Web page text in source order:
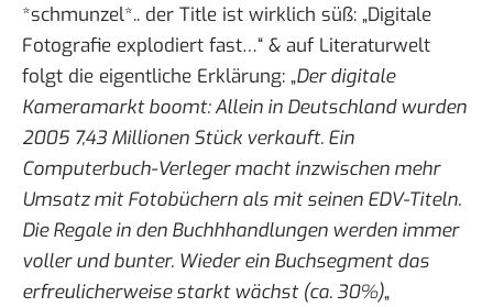
*schmunzel*.. der Title ist wirklich süß: „Digitale
Fotografie explodiert fast…“ & auf Literaturwelt
folgt die eigentliche Erklärung: „Der digitale
Kameramarkt boomt: Allein in Deutschland wurden
2005 7,43 Millionen Stück verkauft. Ein
Computerbuch-Verleger macht inzwischen mehr
Umsatz mit Fotobüchern als mit seinen EDV-Titeln.
Die Regale in den Buchhhandlungen werden immer
voller und bunter. Wieder ein Buchsegment das
erfreulicherweise starkt wächst (ca. 30%)„